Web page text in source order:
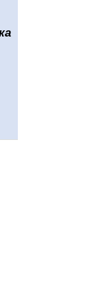
по адресу